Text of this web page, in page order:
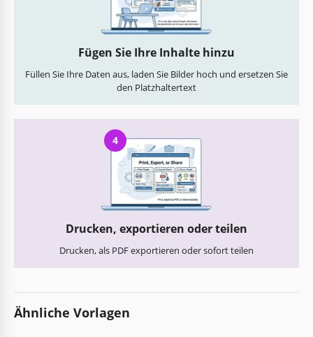
Fügen Sie Ihre Inhalte hinzu
Füllen Sie Ihre Daten aus, laden Sie Bilder hoch und ersetzen Sie
den Platzhaltertext
4
Drucken, exportieren oder teilen
Drucken, als PDF exportieren oder sofort teilen
Ähnliche Vorlagen